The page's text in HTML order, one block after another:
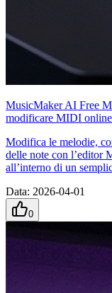
MusicMaker AI Free
modificare MIDI online
Modifica le melodie,
delle note con l’editor
all’interno di un
Data: 2026-04-01
0